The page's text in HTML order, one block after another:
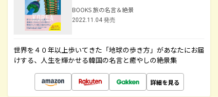
BOOKS 旅の名言＆絶景
2022.11.04 発売
世界を４０年以上歩いてきた「地球の歩き方」があなたにお届
けする、人生を輝かせる韓国の名言と癒やしの絶景集
詳細を見る